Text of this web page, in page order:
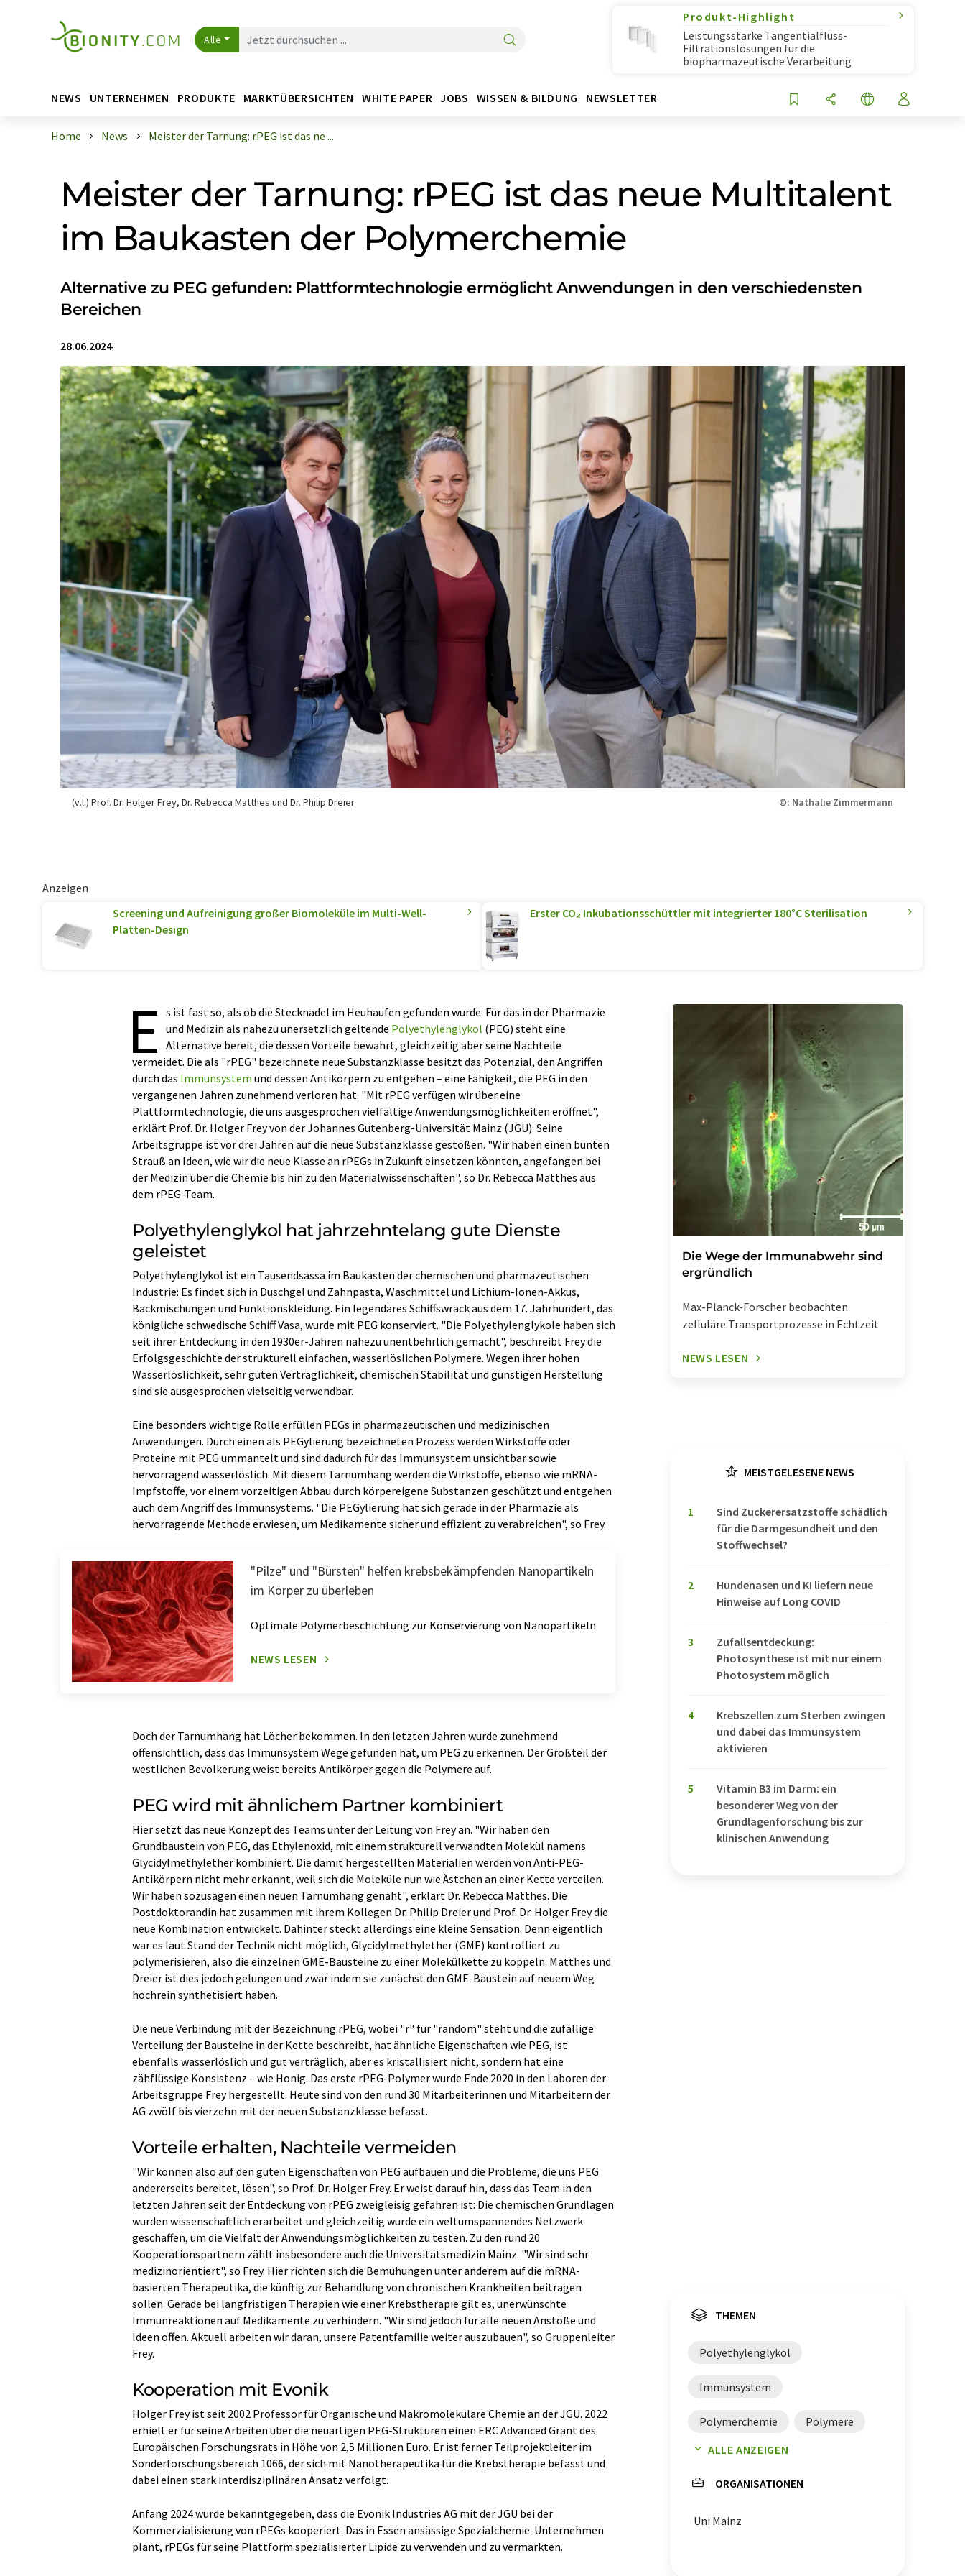
Alle
Produkt-Highlight
Leistungsstarke Tangentialfluss-
Filtrationslösungen für die
biopharmazeutische Verarbeitung
NEWS UNTERNEHMEN PRODUKTE MARKTÜBERSICHTEN WHITE PAPER JOBS WISSEN & BILDUNG NEWSLETTER
Home News Meister der Tarnung: rPEG ist das ne ...
Meister der Tarnung: rPEG ist das neue Multitalent
im Baukasten der Polymerchemie
Alternative zu PEG gefunden: Plattformtechnologie ermöglicht Anwendungen in den verschiedensten
Bereichen
28.06.2024
(v.l.) Prof. Dr. Holger Frey, Dr. Rebecca Matthes und Dr. Philip Dreier ©: Nathalie Zimmermann
Anzeigen
Screening und Aufreinigung großer Biomoleküle im Multi-Well-
Platten-Design
Erster CO₂ Inkubationsschüttler mit integrierter 180°C Sterilisation
E s ist fast so, als ob die Stecknadel im Heuhaufen gefunden wurde: Für das in der Pharmazie
und Medizin als nahezu unersetzlich geltende Polyethylenglykol (PEG) steht eine
Alternative bereit, die dessen Vorteile bewahrt, gleichzeitig aber seine Nachteile
vermeidet. Die als "rPEG" bezeichnete neue Substanzklasse besitzt das Potenzial, den Angriffen
durch das Immunsystem und dessen Antikörpern zu entgehen – eine Fähigkeit, die PEG in den
vergangenen Jahren zunehmend verloren hat. "Mit rPEG verfügen wir über eine
Plattformtechnologie, die uns ausgesprochen vielfältige Anwendungsmöglichkeiten eröffnet",
erklärt Prof. Dr. Holger Frey von der Johannes Gutenberg-Universität Mainz (JGU). Seine
Arbeitsgruppe ist vor drei Jahren auf die neue Substanzklasse gestoßen. "Wir haben einen bunten
Strauß an Ideen, wie wir die neue Klasse an rPEGs in Zukunft einsetzen könnten, angefangen bei
der Medizin über die Chemie bis hin zu den Materialwissenschaften", so Dr. Rebecca Matthes aus
dem rPEG-Team.
Polyethylenglykol hat jahrzehntelang gute Dienste
geleistet
Polyethylenglykol ist ein Tausendsassa im Baukasten der chemischen und pharmazeutischen
Industrie: Es findet sich in Duschgel und Zahnpasta, Waschmittel und Lithium-Ionen-Akkus,
Backmischungen und Funktionskleidung. Ein legendäres Schiffswrack aus dem 17. Jahrhundert, das
königliche schwedische Schiff Vasa, wurde mit PEG konserviert. "Die Polyethylenglykole haben sich
seit ihrer Entdeckung in den 1930er-Jahren nahezu unentbehrlich gemacht", beschreibt Frey die
Erfolgsgeschichte der strukturell einfachen, wasserlöslichen Polymere. Wegen ihrer hohen
Wasserlöslichkeit, sehr guten Verträglichkeit, chemischen Stabilität und günstigen Herstellung
sind sie ausgesprochen vielseitig verwendbar.
Eine besonders wichtige Rolle erfüllen PEGs in pharmazeutischen und medizinischen
Anwendungen. Durch einen als PEGylierung bezeichneten Prozess werden Wirkstoffe oder
Proteine mit PEG ummantelt und sind dadurch für das Immunsystem unsichtbar sowie
hervorragend wasserlöslich. Mit diesem Tarnumhang werden die Wirkstoffe, ebenso wie mRNA-
Impfstoffe, vor einem vorzeitigen Abbau durch körpereigene Substanzen geschützt und entgehen
auch dem Angriff des Immunsystems. "Die PEGylierung hat sich gerade in der Pharmazie als
hervorragende Methode erwiesen, um Medikamente sicher und effizient zu verabreichen", so Frey.
"Pilze" und "Bürsten" helfen krebsbekämpfenden Nanopartikeln
im Körper zu überleben
Optimale Polymerbeschichtung zur Konservierung von Nanopartikeln
NEWS LESEN
Doch der Tarnumhang hat Löcher bekommen. In den letzten Jahren wurde zunehmend
offensichtlich, dass das Immunsystem Wege gefunden hat, um PEG zu erkennen. Der Großteil der
westlichen Bevölkerung weist bereits Antikörper gegen die Polymere auf.
PEG wird mit ähnlichem Partner kombiniert
Hier setzt das neue Konzept des Teams unter der Leitung von Frey an. "Wir haben den
Grundbaustein von PEG, das Ethylenoxid, mit einem strukturell verwandten Molekül namens
Glycidylmethylether kombiniert. Die damit hergestellten Materialien werden von Anti-PEG-
Antikörpern nicht mehr erkannt, weil sich die Moleküle nun wie Ästchen an einer Kette verteilen.
Wir haben sozusagen einen neuen Tarnumhang genäht", erklärt Dr. Rebecca Matthes. Die
Postdoktorandin hat zusammen mit ihrem Kollegen Dr. Philip Dreier und Prof. Dr. Holger Frey die
neue Kombination entwickelt. Dahinter steckt allerdings eine kleine Sensation. Denn eigentlich
war es laut Stand der Technik nicht möglich, Glycidylmethylether (GME) kontrolliert zu
polymerisieren, also die einzelnen GME-Bausteine zu einer Molekülkette zu koppeln. Matthes und
Dreier ist dies jedoch gelungen und zwar indem sie zunächst den GME-Baustein auf neuem Weg
hochrein synthetisiert haben.
Die neue Verbindung mit der Bezeichnung rPEG, wobei "r" für "random" steht und die zufällige
Verteilung der Bausteine in der Kette beschreibt, hat ähnliche Eigenschaften wie PEG, ist
ebenfalls wasserlöslich und gut verträglich, aber es kristallisiert nicht, sondern hat eine
zähflüssige Konsistenz – wie Honig. Das erste rPEG-Polymer wurde Ende 2020 in den Laboren der
Arbeitsgruppe Frey hergestellt. Heute sind von den rund 30 Mitarbeiterinnen und Mitarbeitern der
AG zwölf bis vierzehn mit der neuen Substanzklasse befasst.
Vorteile erhalten, Nachteile vermeiden
"Wir können also auf den guten Eigenschaften von PEG aufbauen und die Probleme, die uns PEG
andererseits bereitet, lösen", so Prof. Dr. Holger Frey. Er weist darauf hin, dass das Team in den
letzten Jahren seit der Entdeckung von rPEG zweigleisig gefahren ist: Die chemischen Grundlagen
wurden wissenschaftlich erarbeitet und gleichzeitig wurde ein weltumspannendes Netzwerk
geschaffen, um die Vielfalt der Anwendungsmöglichkeiten zu testen. Zu den rund 20
Kooperationspartnern zählt insbesondere auch die Universitätsmedizin Mainz. "Wir sind sehr
medizinorientiert", so Frey. Hier richten sich die Bemühungen unter anderem auf die mRNA-
basierten Therapeutika, die künftig zur Behandlung von chronischen Krankheiten beitragen
sollen. Gerade bei langfristigen Therapien wie einer Krebstherapie gilt es, unerwünschte
Immunreaktionen auf Medikamente zu verhindern. "Wir sind jedoch für alle neuen Anstöße und
Ideen offen. Aktuell arbeiten wir daran, unsere Patentfamilie weiter auszubauen", so Gruppenleiter
Frey.
Kooperation mit Evonik
Holger Frey ist seit 2002 Professor für Organische und Makromolekulare Chemie an der JGU. 2022
erhielt er für seine Arbeiten über die neuartigen PEG-Strukturen einen ERC Advanced Grant des
Europäischen Forschungsrats in Höhe von 2,5 Millionen Euro. Er ist ferner Teilprojektleiter im
Sonderforschungsbereich 1066, der sich mit Nanotherapeutika für die Krebstherapie befasst und
dabei einen stark interdisziplinären Ansatz verfolgt.
Anfang 2024 wurde bekanntgegeben, dass die Evonik Industries AG mit der JGU bei der
Kommerzialisierung von rPEGs kooperiert. Das in Essen ansässige Spezialchemie-Unternehmen
plant, rPEGs für seine Plattform spezialisierter Lipide zu verwenden und zu vermarkten.
Die Wege der Immunabwehr sind
ergründlich
Max-Planck-Forscher beobachten
zelluläre Transportprozesse in Echtzeit
NEWS LESEN
MEISTGELESENE NEWS
1
Sind Zuckerersatzstoffe schädlich
für die Darmgesundheit und den
Stoffwechsel?
2
Hundenasen und KI liefern neue
Hinweise auf Long COVID
3
Zufallsentdeckung:
Photosynthese ist mit nur einem
Photosystem möglich
4
Krebszellen zum Sterben zwingen
und dabei das Immunsystem
aktivieren
5
Vitamin B3 im Darm: ein
besonderer Weg von der
Grundlagenforschung bis zur
klinischen Anwendung
THEMEN
Polyethylenglykol
Immunsystem
Polymerchemie Polymere
mRNA-Therapeutika
ALLE ANZEIGEN
ORGANISATIONEN
Uni Mainz